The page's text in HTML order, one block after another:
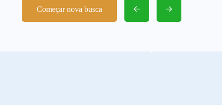
Começar nova busca